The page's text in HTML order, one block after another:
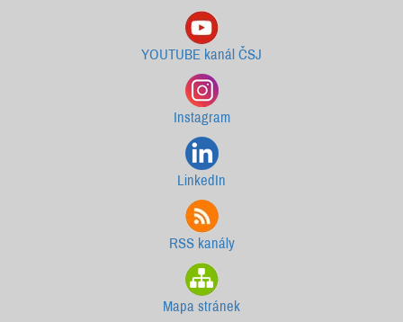
YOUTUBE kanál ČSJ
Instagram
LinkedIn
RSS kanály
Mapa stránek